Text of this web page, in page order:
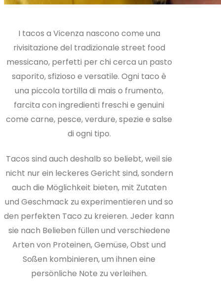
I tacos a Vicenza nascono come una
rivisitazione del tradizionale street food
messicano, perfetti per chi cerca un pasto
saporito, sfizioso e versatile. Ogni taco è
una piccola tortilla di mais o frumento,
farcita con ingredienti freschi e genuini
come carne, pesce, verdure, spezie e salse
di ogni tipo.
Tacos sind auch deshalb so beliebt, weil sie
nicht nur ein leckeres Gericht sind, sondern
auch die Möglichkeit bieten, mit Zutaten
und Geschmack zu experimentieren und so
den perfekten Taco zu kreieren. Jeder kann
sie nach Belieben füllen und verschiedene
Arten von Proteinen, Gemüse, Obst und
Soßen kombinieren, um ihnen eine
persönliche Note zu verleihen.